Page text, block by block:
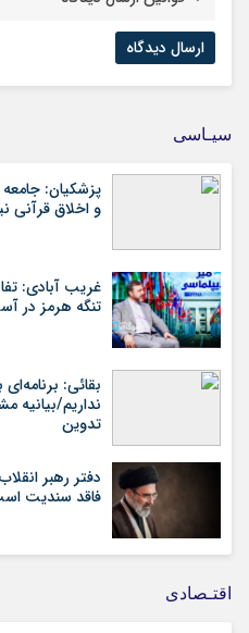
سیـاسی
پزشکیان:
و اخلاق قرآنی
غریب آبادی:
تنگه هرمز در
بقائی:
نداریم/بیانیه
تدوین
دفتر رهبر
فاقد سندیت
اقتـصادی